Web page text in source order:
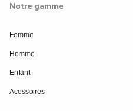
Notre gamme
Femme
Homme
Enfant
Acessoires